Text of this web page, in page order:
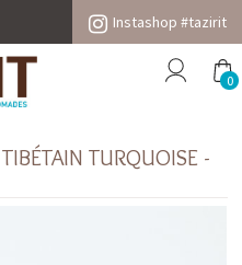
Instashop #tazirit
0
TURQUOISE -